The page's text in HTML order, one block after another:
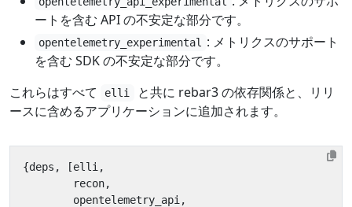
ートを含む API の不安定な部分です。
opentelemetry_experimental
: メトリクスのサポート
を含む SDK の不安定な部分です。
これらはすべて
elli
と共に rebar3 の依存関係と、リリ
ースに含めるアプリケーションに追加されます。
{deps , [elli ,
recon,
opentelemetry_api ,